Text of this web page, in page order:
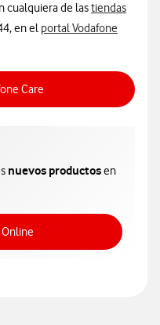
cualquiera de lastiendas
en el portal Vodafone
Care
nuevos productosen
OnlineAcceso a Tienda Online